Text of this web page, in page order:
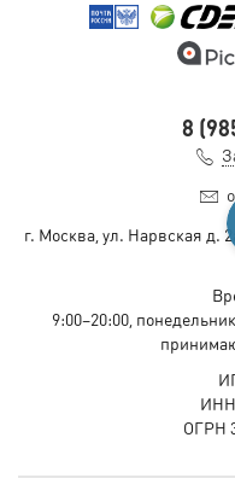
8
г. Москва, ул. Нарвская д. 2а
9:00–20:00,
ИНН
ОГРН